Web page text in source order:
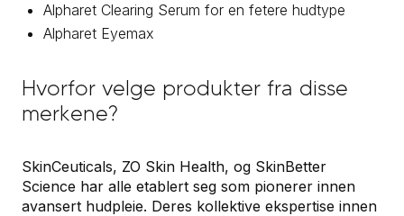
Alpharet Clearing Serum for en fetere hudtype
Alpharet Eyemax
Hvorfor velge produkter fra disse
merkene?
SkinCeuticals, ZO Skin Health, og SkinBetter
Science har alle etablert seg som pionerer innen
avansert hudpleie. Deres kollektive ekspertise innen